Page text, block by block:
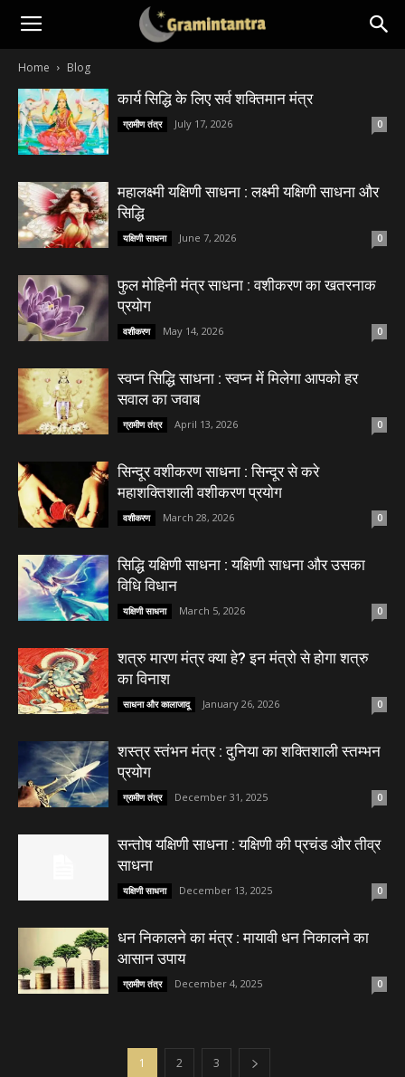
Home Blog
कार्य सिद्धि के लिए सर्व शक्तिमान मंत्र
ग्रामीण तंत्र July 17, 2026 0
महालक्ष्मी यक्षिणी साधना : लक्ष्मी यक्षिणी साधना और
सिद्धि
यक्षिणी साधना June 7, 2026 0
फुल मोहिनी मंत्र साधना : वशीकरण का खतरनाक
प्रयोग
वशीकरण May 14, 2026 0
स्वप्न सिद्धि साधना : स्वप्न में मिलेगा आपको हर
सवाल का जवाब
ग्रामीण तंत्र April 13, 2026 0
सिन्दूर वशीकरण साधना : सिन्दूर से करे
महाशक्तिशाली वशीकरण प्रयोग
वशीकरण March 28, 2026 0
सिद्धि यक्षिणी साधना : यक्षिणी साधना और उसका
विधि विधान
यक्षिणी साधना March 5, 2026 0
शत्रु मारण मंत्र क्या हे? इन मंत्रो से होगा शत्रु
का विनाश
साधना और कालाजादू January 26, 2026 0
शस्त्र स्तंभन मंत्र : दुनिया का शक्तिशाली स्तम्भन
प्रयोग
ग्रामीण तंत्र December 31, 2025 0
सन्तोष यक्षिणी साधना : यक्षिणी की प्रचंड और तीव्र
साधना
यक्षिणी साधना December 13, 2025 0
धन निकालने का मंत्र : मायावी धन निकालने का
आसान उपाय
ग्रामीण तंत्र December 4, 2025 0
1 2 3